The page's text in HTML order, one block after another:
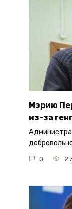
Мэрию
из-за
0